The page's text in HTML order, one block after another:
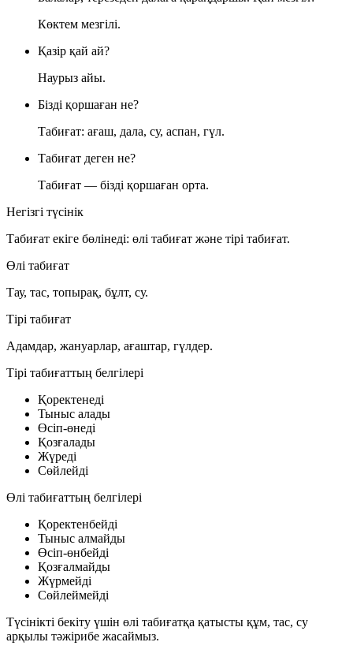
Көктем мезгілі.
Қазір қай ай?
Наурыз айы.
Бізді қоршаған не?
Табиғат: ағаш, дала, су, аспан, гүл.
Табиғат деген не?
Табиғат — бізді қоршаған орта.
Негізгі түсінік
Табиғат екіге бөлінеді: өлі табиғат және тірі табиғат.
Өлі табиғат
Тау, тас, топырақ, бұлт, су.
Тірі табиғат
Адамдар, жануарлар, ағаштар, гүлдер.
Тірі табиғаттың белгілері
Қоректенеді
Тыныс алады
Өсіп-өнеді
Қозғалады
Жүреді
Сөйлейді
Өлі табиғаттың белгілері
Қоректенбейді
Тыныс алмайды
Өсіп-өнбейді
Қозғалмайды
Жүрмейді
Сөйлеймейді
Түсінікті бекіту үшін өлі табиғатқа қатысты құм, тас, су
арқылы тәжірибе жасаймыз.